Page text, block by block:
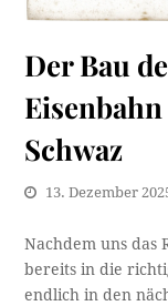
Der Bau
Schwaz
13. Dezember
Nachdem uns das
bereits in die
endlich in den